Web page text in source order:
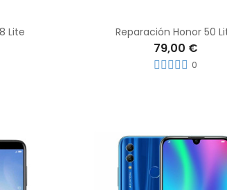
Lite Reparación Honor 50
79,00 €
0